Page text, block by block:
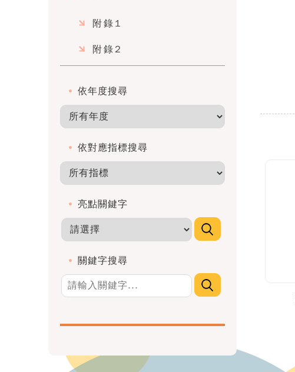
附錄1
附錄2
依年度搜尋
依對應指標搜尋
亮點關鍵字
關鍵字搜尋